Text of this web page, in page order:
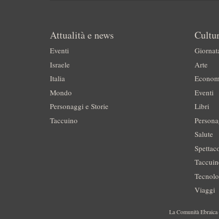
Attualità e news
Eventi
Israele
Italia
Mondo
Personaggi e Storie
Taccuino
Arte
Eventi
Libri
Salute
Viaggi
La Comunità